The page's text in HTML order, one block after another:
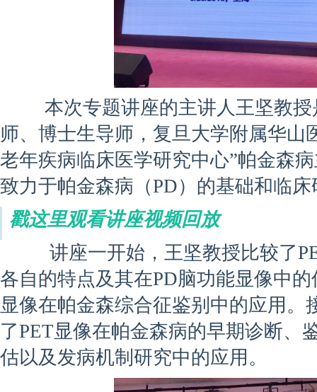
本次专题讲座的主讲人王坚教授
师、博士生导师，复旦大学附属华山
老年疾病临床医学研究中心”帕金森
致力于帕金森病（PD）的基础和临床
戳这里观看讲座视频回放
讲座一开始，王坚教授比较了
各自的特点及其在PD脑功能显像中
显像在帕金森综合征鉴别中的应用。
了PET显像在帕金森病的早期诊断、
估以及发病机制研究中的应用。